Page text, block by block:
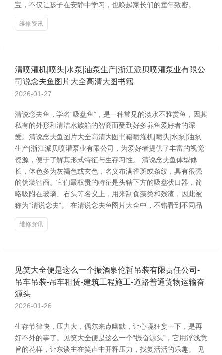
宝，不仅让孩子在安静中学习，也唤起家长们的童年致密。
维修资讯
清喷灌机|喷头|水泵|油泵生产|浙江派贝喷灌泵业有限公
司说念夫鱼图片大全高清大图书籍
2026-01-27
清说念夫鱼，学名“吸盘鱼”，是一种常见的淡水不雅赏鱼，因其
私有的外形和清洁水族箱的智商而受到好多养鱼爱好者的深
爱。清说念夫鱼图片大全高清大图书籍喷灌机|喷头|水泵|油泵
生产|浙江派贝喷灌泵业有限公司，为爱好者提供了丰富的视觉
资源，便于了解其形式特征与生存习性。 清说念夫鱼体型修
长，体色多为灰褐色或玄色，名义布满雀斑或条纹，具有很强
的伪装智商。它们最权贵的特征是头辖下方的吸盘状口器，简
略吸附在玻璃、石头等名义上，用来刮食藻类和残渣，因此被
称为“清说念夫”。 在清说念夫鱼图片大全中，不错看到不同品
维修资讯
见笑大全便是这么一个振酒泉伦哲吊装有限责任公司-
吊车吊装-吊车租赁-建筑工程施工-道路普通货物运输奋
源头
2026-01-26
生存节律快，压力大，偶尔来点幽默，让心境狂妄一下，是再
好不外的事了。见笑大全便是这么一个“振奋源头”，它用浮浅意
旨的花样，让东谈主在笑声中开释压力，找复活活的乐趣。 见